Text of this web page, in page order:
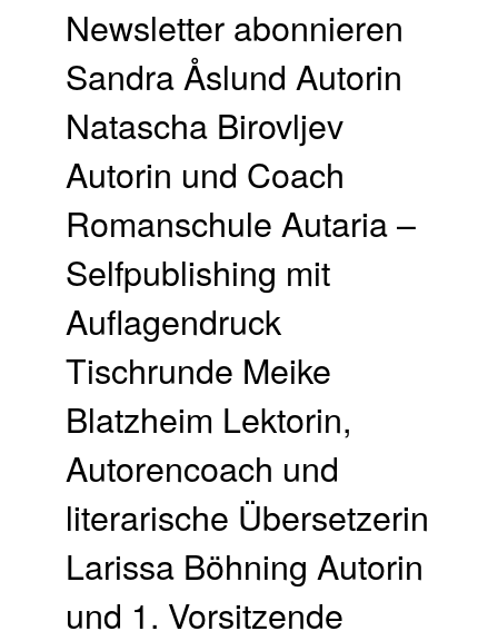
Newsletter abonnieren
Sandra Åslund Autorin
Natascha Birovljev
Autorin und Coach
Romanschule Autaria –
Selfpublishing mit
Auflagendruck
Tischrunde Meike
Blatzheim Lektorin,
Autorencoach und
literarische Übersetzerin
Larissa Böhning Autorin
und 1. Vorsitzende